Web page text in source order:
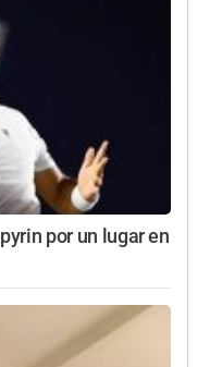
por un lugar en